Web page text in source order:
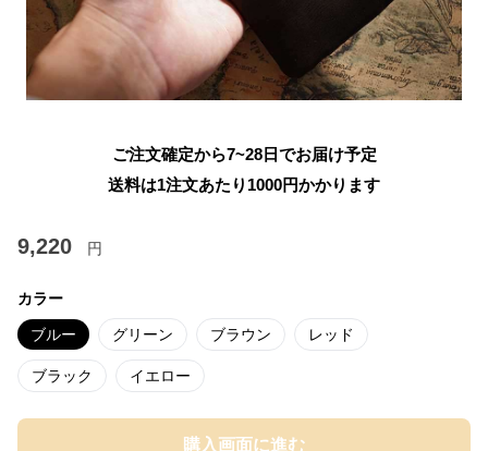
ご注文確定から7~28日でお届け予定
送料は1注文あたり 1000円かかります
9,220 円
カラー
ブルー グリーン ブラウン レッド
ブラック イエロー
購入画面に進む